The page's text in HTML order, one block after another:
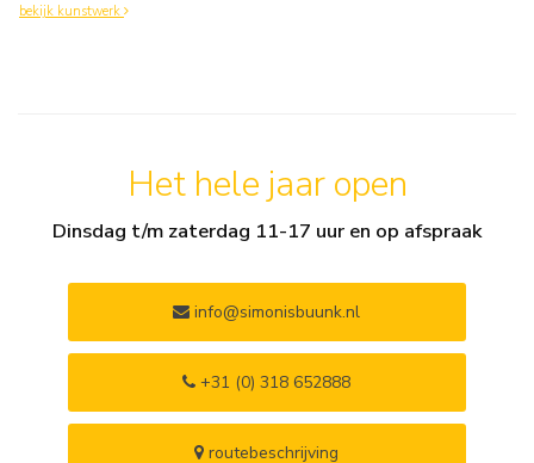
bekijk kunstwerk
Het hele jaar open
Dinsdag t/m zaterdag 11-17 uur en op afspraak
info@simonisbuunk.nl
+31 (0) 318 652888
routebeschrijving